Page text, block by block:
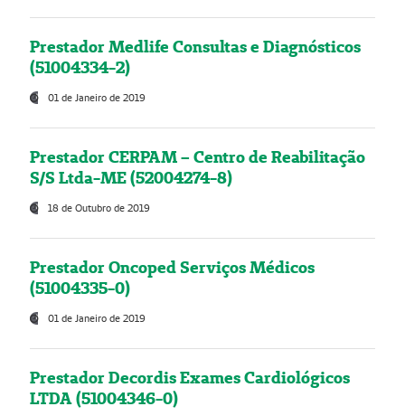
Prestador Medlife Consultas e Diagnósticos
(51004334-2)
01 de Janeiro de 2019
Prestador CERPAM – Centro de Reabilitação
S/S Ltda-ME (52004274-8)
18 de Outubro de 2019
Prestador Oncoped Serviços Médicos
(51004335-0)
01 de Janeiro de 2019
Prestador Decordis Exames Cardiológicos
LTDA (51004346-0)